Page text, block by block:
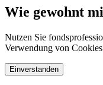
Wie gewohnt
Nutzen Sie
Verwendung von
Einverstanden